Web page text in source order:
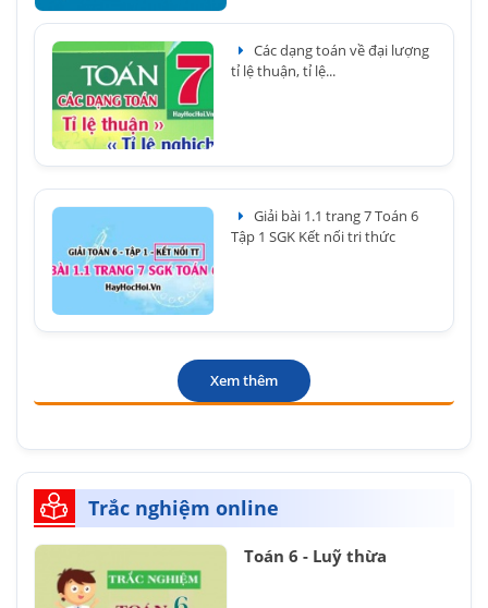
Các dạng toán về đại lượng
tỉ lệ thuận, tỉ lệ...
Giải bài 1.1 trang 7 Toán 6
Tập 1 SGK Kết nối tri thức
Xem thêm
Trắc nghiệm online
Toán 6 - Luỹ thừa